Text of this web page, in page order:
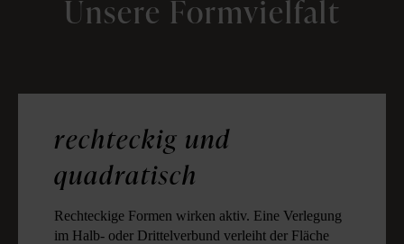
Unsere Formvielfalt
rechteckig und
quadratisch
Rechteckige Formen wirken aktiv. Eine Verlegung
im Halb- oder Drittelverbund verleiht der Fläche